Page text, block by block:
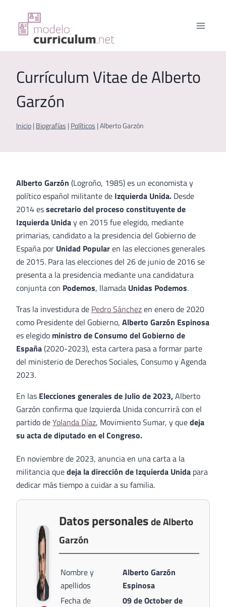
contenido
Currículum Vitae de Alberto
Garzón
Inicio | Biografías | Políticos | Alberto Garzón
Alberto Garzón (Logroño, 1985) es un economista y
político español militante de Izquierda Unida. Desde
2014 essecretario del proceso constituyente de
Izquierda Uniday en 2015 fue elegido, mediante
primarias, candidato a la presidencia del Gobierno de
España por Unidad Popularen las elecciones generales
de 2015. Para las elecciones del 26 de junio de 2016 se
presenta a la presidencia mediante una candidatura
conjunta con Podemos, llamada Unidas Podemos.
Tras la investidura de Pedro Sánchezen enero de 2020
como Presidente del Gobierno, Alberto Garzón Espinosa
es elegido ministro de Consumo del Gobierno de
España(2020-2023), esta cartera pasa a formar parte
del ministerio de Derechos Sociales, Consumo y Agenda
2023.
En las Elecciones generales de Julio de 2023,Alberto
Garzón confirma que Izquierda Unida concurrirá con el
partido deYolanda Díaz, Movimiento Sumar, y quedeja
su acta de diputado en el Congreso.
En noviembre de 2023, anuncia en una carta a la
militancia quedeja la dirección de Izquierda Unida para
dedicar más tiempo a cuidar a su familia.
Datos personalesde Alberto
Garzón
Nombre y
apellidos
Alberto Garzón
Espinosa
Fecha de
09 de October de